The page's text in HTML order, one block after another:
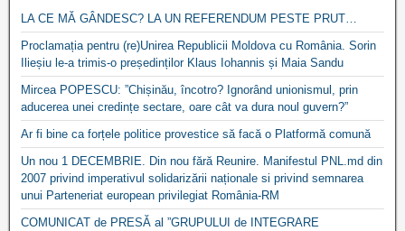
LA CE MĂ GÂNDESC? LA UN REFERENDUM PESTE PRUT…
Proclamația pentru (re)Unirea Republicii Moldova cu România. Sorin
Ilieșiu le-a trimis-o președinților Klaus Iohannis și Maia Sandu
Mircea POPESCU: ”Chișinău, încotro? Ignorând unionismul, prin
aducerea unei credințe sectare, oare cât va dura noul guvern?”
Ar fi bine ca forțele politice provestice să facă o Platformă comună
Un nou 1 DECEMBRIE. Din nou fără Reunire. Manifestul PNL.md din
2007 privind imperativul solidarizării naționale si privind semnarea
unui Parteneriat european privilegiat România-RM
COMUNICAT de PRESĂ al ”GRUPULUI de INTEGRARE